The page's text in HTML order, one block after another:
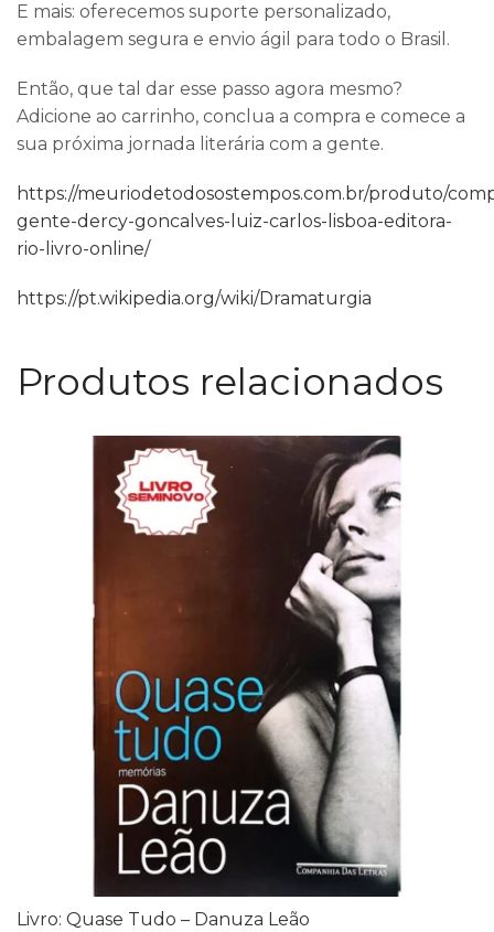
E mais: oferecemos suporte personalizado,
embalagem segura e envio ágil para todo o Brasil.
Então, que tal dar esse passo agora mesmo?
Adicione ao carrinho, conclua a compra e comece a
sua próxima jornada literária com a gente.
https://meuriodetodosostempos.com.br/produto/
gente-dercy-goncalves-luiz-carlos-lisboa-editora-
rio-livro-online/
https://pt.wikipedia.org/wiki/Dramaturgia
Produtos relacionados
Livro: Quase Tudo – Danuza Leão